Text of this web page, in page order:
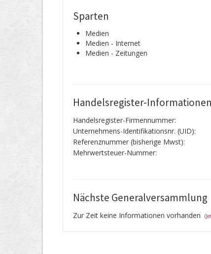
Sparten
Medien
Medien - Internet
Medien - Zeitungen
Handelsregister-Informationen
Handelsregister-Firmennummer:
Unternehmens-Identifikationsnr. (UID):
Referenznummer (bisherige Mwst):
Mehrwertsteuer-Nummer:
Nächste Generalversammlung
Zur Zeit keine Informationen vorhanden